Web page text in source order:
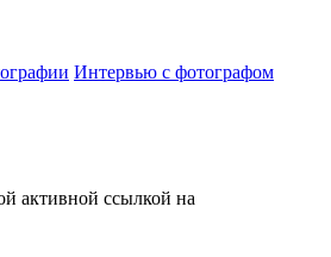
Интервью с фотографом
активной ссылкой на